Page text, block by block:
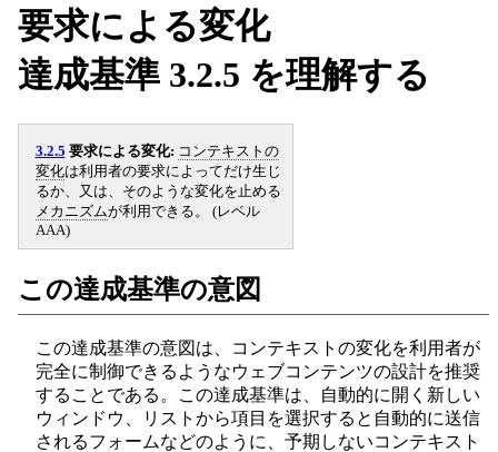
要求による変化
達成基準 3.2.5 を理解する
3.2.5 要求による変化: コンテキストの
変化は利用者の要求によってだけ生じ
るか、又は、そのような変化を止める
メカニズムが利用できる。 (レベル
AAA)
この達成基準の意図
この達成基準の意図は、コンテキストの変化を利用者が
完全に制御できるようなウェブコンテンツの設計を推奨
することである。この達成基準は、自動的に開く新しい
ウィンドウ、リストから項目を選択すると自動的に送信
されるフォームなどのように、予期しないコンテキスト